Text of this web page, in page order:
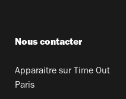
Nous contacter
Apparaitre sur Time Out
Paris